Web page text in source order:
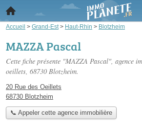
Accueil > Grand-Est > Haut-Rhin > Blotzheim
MAZZA Pascal
Cette fiche présente "MAZZA Pascal", agence
oeillets, 68730 Blotzheim.
20 Rue des Oeillets
68730 Blotzheim
📞 Appeler cette agence immobilière